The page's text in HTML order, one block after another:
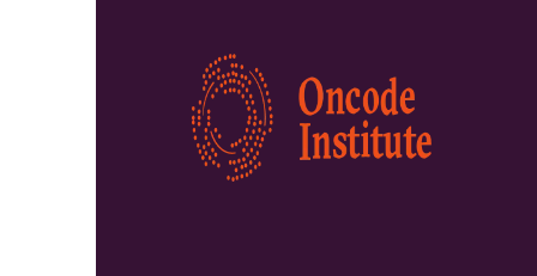
Kép